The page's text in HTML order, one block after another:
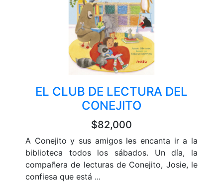
EL CLUB DE LECTURA DEL
CONEJITO
$82,000
A Conejito y sus amigos les encanta ir a la
biblioteca todos los sábados. Un día, la
compañera de lecturas de Conejito, Josie, le
confiesa que está ...